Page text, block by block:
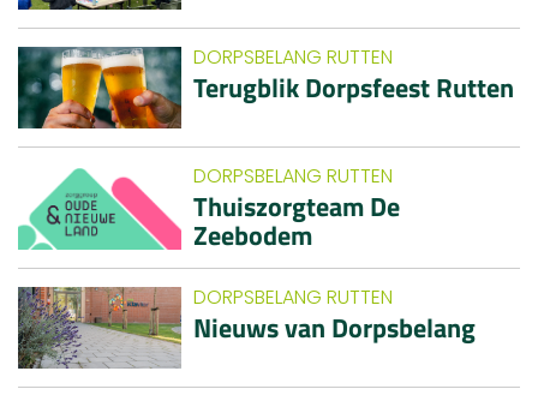
DORPSBELANG RUTTEN
Terugblik Dorpsfeest Rutten
DORPSBELANG RUTTEN
Thuiszorgteam De
Zeebodem
DORPSBELANG RUTTEN
Nieuws van Dorpsbelang